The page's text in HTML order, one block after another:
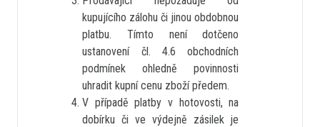
kupujícího zálohu či jinou obdobnou
platbu. Tímto není dotčeno
ustanovení čl. 4.6 obchodních
podmínek ohledně povinnosti
uhradit kupní cenu zboží předem.
V případě platby v hotovosti, na
dobírku či ve výdejně zásilek je